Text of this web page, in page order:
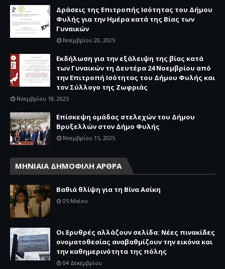
Δράσεις της Επιτροπής Ισότητας του Δήμου
Φυλής για την Ημέρα κατά της Βίας των
Γυναικών
Νοεμβρίου 20, 2025
Εκδήλωση για την εξάλειψη της βίας κατά
των Γυναικών τη Δευτέρα 24 Νοεμβρίου από
την Επιτροπή Ισότητας του Δήμου Φυλής και
τον Σύλλογο της Ζωφριάς
Νοεμβρίου 18, 2025
Επίσκεψη ομάδας στελεχών του Δήμου
Βρυξελλών στον Δήμο Φυλής
Νοεμβρίου 15, 2025
ΜΗΝΙΑΙΑ ΔΗΜΟΦΙΛΗ ΑΡΘΡΑ
Βαθιά θλίψη για τη Βίνα Ασίκη
05 Μαΐου
Οι Ερυθρές αλλάζουν σελίδα: Νέες πινακίδες
ονοματοθεσίας αναβαθμίζουν την εικόνα και
την καθημερινότητα της πόλης
04 Δεκεμβρίου